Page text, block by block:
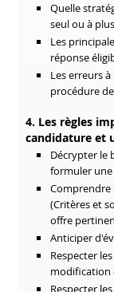
Quelle
seul ou à
Les
réponse
Les erreurs
procédure
4. Les règles
candidature et
Décrypter le
formuler
Comprendre
(Critères et
offre
Anticiper
Respecter
modification
Respecter